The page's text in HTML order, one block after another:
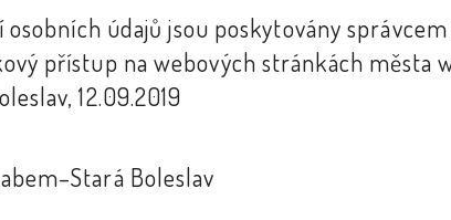
údajů jsou poskytovány
přístup na webových stránkách města
12.09.2019
Boleslav